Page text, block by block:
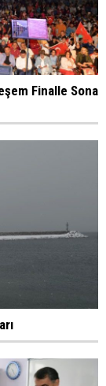
Finalle Sona